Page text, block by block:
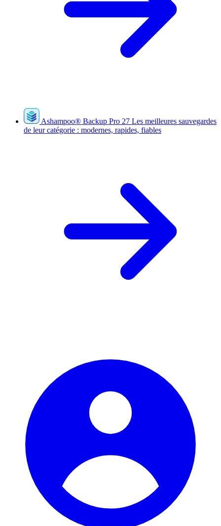
Ashampoo® Backup Pro 27 Les meilleures sauvegardes
de leur catégorie : modernes, rapides, fiables